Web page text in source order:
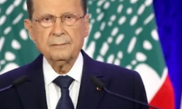
"بتنورة قصيرة".. فنانة